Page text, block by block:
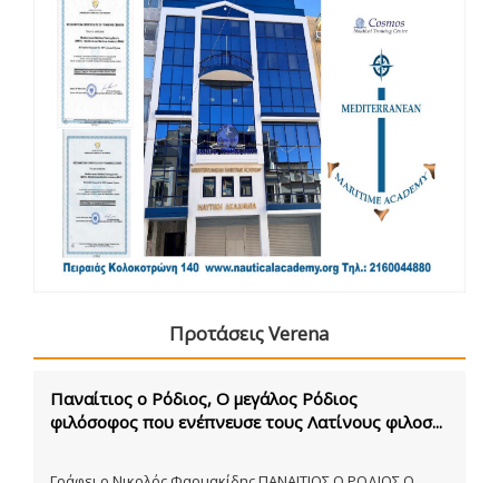
Προτάσεις Verena
Παναίτιος ο Ρόδιος, Ο μεγάλος Ρόδιος
φιλόσοφος που ενέπνευσε τους Λατίνους φιλοσ...